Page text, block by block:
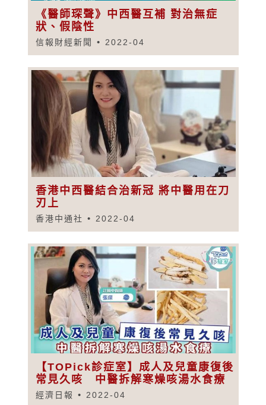
《醫師琛聲》中西醫互補 對治無症
狀、假陰性
信報財經新聞 2022-04
香港中西醫結合治新冠 將中醫用在刀
刃上
香港中通社 2022-04
【TOPick診症室】成人及兒童康復後
常見久咳 中醫拆解寒燥咳湯水食療
經濟日報 2022-04